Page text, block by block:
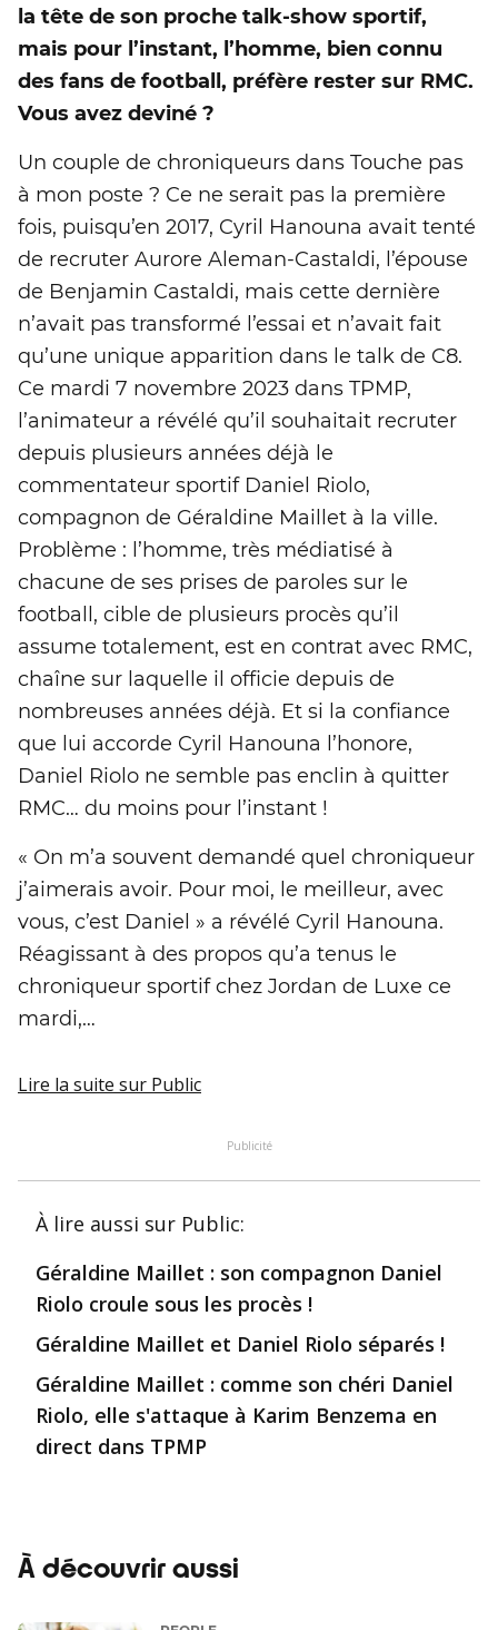
la tête de son proche talk-show sportif,
mais pour l’instant, l’homme, bien connu
des fans de football, préfère rester sur RMC.
Vous avez deviné ?
Un couple de chroniqueurs dans Touche pas
à mon poste ? Ce ne serait pas la première
fois, puisqu’en 2017, Cyril Hanouna avait tenté
de recruter Aurore Aleman-Castaldi, l’épouse
de Benjamin Castaldi, mais cette dernière
n’avait pas transformé l’essai et n’avait fait
qu’une unique apparition dans le talk de C8.
Ce mardi 7 novembre 2023 dans TPMP,
l’animateur a révélé qu’il souhaitait recruter
depuis plusieurs années déjà le
commentateur sportif Daniel Riolo,
compagnon de Géraldine Maillet à la ville.
Problème : l’homme, très médiatisé à
chacune de ses prises de paroles sur le
football, cible de plusieurs procès qu’il
assume totalement, est en contrat avec RMC,
chaîne sur laquelle il officie depuis de
nombreuses années déjà. Et si la confiance
que lui accorde Cyril Hanouna l’honore,
Daniel Riolo ne semble pas enclin à quitter
RMC… du moins pour l’instant !
« On m’a souvent demandé quel chroniqueur
j’aimerais avoir. Pour moi, le meilleur, avec
vous, c’est Daniel » a révélé Cyril Hanouna.
Réagissant à des propos qu’a tenus le
chroniqueur sportif chez Jordan de Luxe ce
mardi,…
Lire la suite sur Public
Publicité
À lire aussi sur Public:
Géraldine Maillet : son compagnon Daniel
Riolo croule sous les procès !
Géraldine Maillet et Daniel Riolo séparés !
Géraldine Maillet : comme son chéri Daniel
Riolo, elle s'attaque à Karim Benzema en
direct dans TPMP
À découvrir aussi